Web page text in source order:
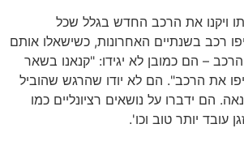
ויקנו את הרכב החדש בגלל שכל
רכב בשנתיים האחרונות, כשישאלו אותם
– הם כמובן לא יגידו: "קנאנו בשאר
את הרכב". הם לא יודו שהרגש שהוביל
הם ידברו על נושאים רציונליים כמו
עובד יותר טוב וכו'.